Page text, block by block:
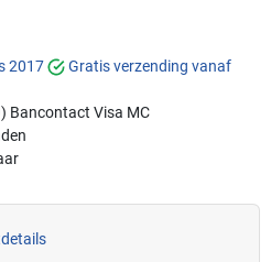
2017
Gratis verzending vanaf
Bancontact Visa MC